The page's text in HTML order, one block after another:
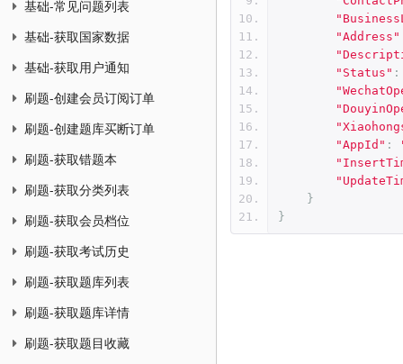
基础-常见问题列表
基础-获取国家数据
基础-获取用户通知
刷题-创建会员订阅订单
刷题-创建题库买断订单
刷题-获取错题本
刷题-获取分类列表
刷题-获取会员档位
刷题-获取考试历史
刷题-获取题库列表
刷题-获取题库详情
刷题-获取题目收藏
"Address"
"Status" :
"AppId" :
}
}